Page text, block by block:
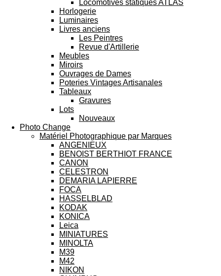
Locomotives statiques ATLAS
Horlogerie
Luminaires
Livres anciens
Les Peintres
Revue d'Artillerie
Meubles
Miroirs
Ouvrages de Dames
Poteries Vintages Artisanales
Tableaux
Gravures
Lots
Nouveaux
Photo Change
Matériel Photographique par Marques
ANGENIEUX
BENOIST BERTHIOT FRANCE
CANON
CELESTRON
DEMARIA LAPIERRE
FOCA
HASSELBLAD
KODAK
KONICA
Leica
MINIATURES
MINOLTA
M39
M42
NIKON